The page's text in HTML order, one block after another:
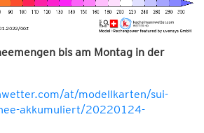
bis am Montag in der
at/modellkarten/sui-
akkumuliert/20220124-